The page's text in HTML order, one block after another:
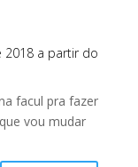
2018 a partir do
facul pra fazer
vou mudar